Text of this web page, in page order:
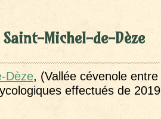
Michel-de-Dèze
Dèze, (Vallée cévenole entre
effectués de 2019